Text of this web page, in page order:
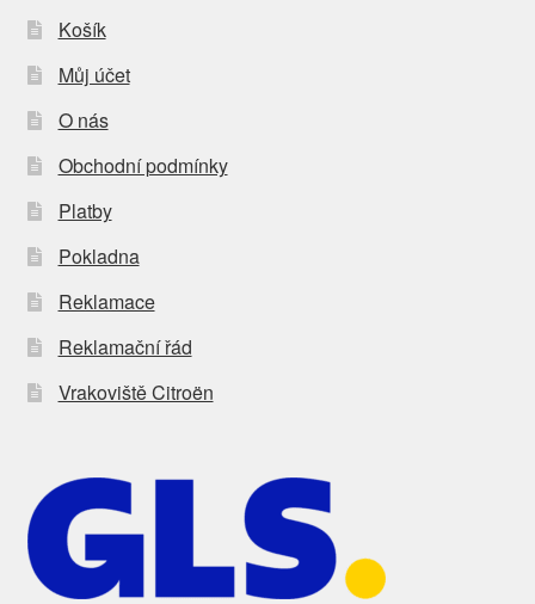
Košík
Můj účet
O nás
Obchodní podmínky
Platby
Pokladna
Reklamace
Reklamační řád
Vrakoviště Citroën